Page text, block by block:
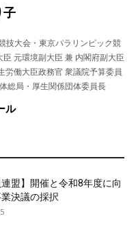
子
技大会・東京パラリンピック競
元環境副大臣 兼 内閣府副大臣
労働大臣政務官 衆議院予算委員
総局・厚生関係団体委員長
ル
連盟】開催と令和8年度に向
決議の採択